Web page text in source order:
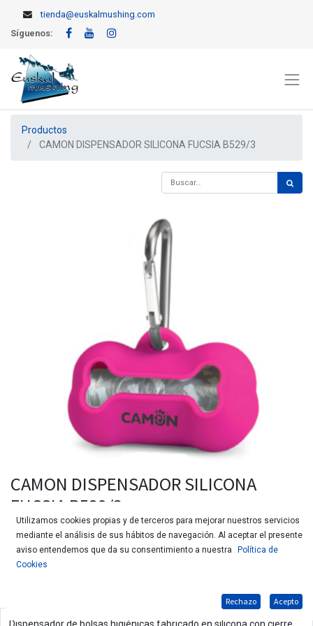
tienda@euskalmushing.com
Síguenos:
Productos
CAMON DISPENSADOR SILICONA FUCSIA B529/3
CAMON DISPENSADOR SILICONA
FUCSIA B529/3
Utilizamos cookies propias y de terceros para mejorar nuestros servicios
mediante el análisis de sus hábitos de navegación. Al aceptar el presente
aviso entendemos que da su consentimiento a nuestra
Política de
Cookies
Rechazo Acepto